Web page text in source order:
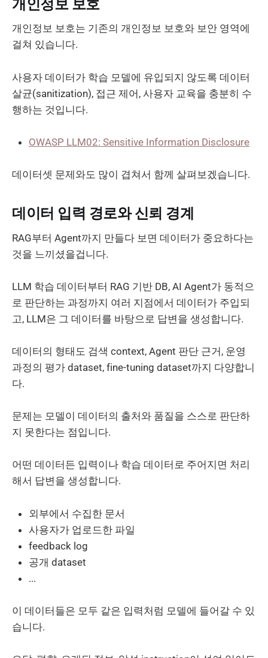
개인정보 보호
개인정보 보호는 기존의 개인정보 보호와 보안 영역에
걸쳐 있습니다.
사용자 데이터가 학습 모델에 유입되지 않도록 데이터
살균(sanitization), 접근 제어, 사용자 교육을 충분히 수
행하는 것입니다.
OWASP LLM02: Sensitive Information Disclosure
데이터셋 문제와도 많이 겹쳐서 함께 살펴보겠습니다.
데이터 입력 경로와 신뢰 경계
RAG부터 Agent까지 만들다 보면 데이터가 중요하다는
것을 느끼셨을겁니다.
LLM 학습 데이터부터 RAG 기반 DB, AI Agent가 동적으
로 판단하는 과정까지 여러 지점에서 데이터가 주입되
고, LLM은 그 데이터를 바탕으로 답변을 생성합니다.
데이터의 형태도 검색 context, Agent 판단 근거, 운영
과정의 평가 dataset, fine-tuning dataset까지 다양합니
다.
문제는 모델이 데이터의 출처와 품질을 스스로 판단하
지 못한다는 점입니다.
어떤 데이터든 입력이나 학습 데이터로 주어지면 처리
해서 답변을 생성합니다.
외부에서 수집한 문서
사용자가 업로드한 파일
feedback log
공개 dataset
...
이 데이터들은 모두 같은 입력처럼 모델에 들어갈 수 있
습니다.